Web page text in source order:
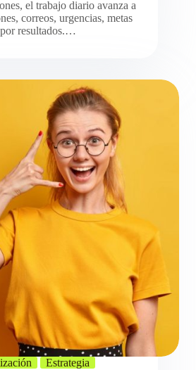
el trabajo diario avanza a
correos, urgencias, metas
resultados.…
Estrategia